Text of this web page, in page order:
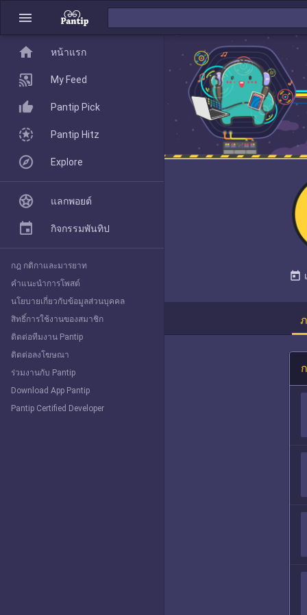
menu
today
home
Pantip Pick
Explore
home หน้าแรก
My Feed
Pantip Pick
Pantip Hitz
Explore
แลกพอยต์
กิจกรรมพันทิป
กฎ กติกาและมารยาท
คำแนะนำการโพสต์
นโยบายเกี่ยวกับข้อมูลส่วนบุคคล
สิทธิ์การใช้งานของสมาชิก
ติดต่อทีมงาน Pantip
ติดต่อลงโฆษณา
ร่วมงานกับ Pantip
Download App Pantip
Pantip Certified Developer